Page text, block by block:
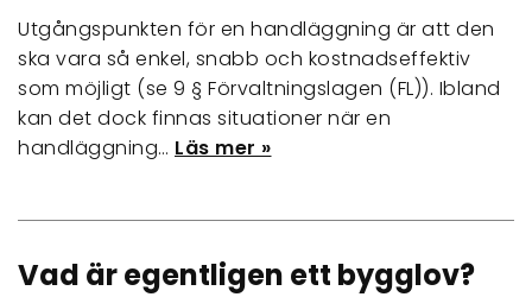
Utgångspunkten för en handläggning är att den
ska vara så enkel, snabb och kostnadseffektiv
som möjligt (se 9 § Förvaltningslagen (FL)). Ibland
kan det dock finnas situationer när en
handläggning… Läs mer »
Vad är egentligen ett bygglov?